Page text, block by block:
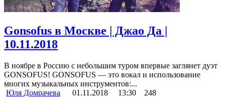
Gonsofus в Москве | Джао Да |
10.11.2018
В ноябре в Россию с небольшим туром впервые заглянет дуэт
GONSOFUS! GONSOFUS — это вокал и использование
многих музыкальных инструментов:...
Юля Домрачева
01.11.2018 13:30 248